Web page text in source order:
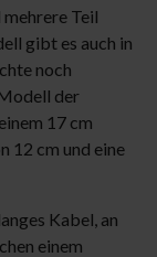
Teil
gibt es auch in
noch
der
17 cm
12 cm und eine
Kabel, an
einem